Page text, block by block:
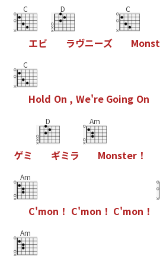
C
エビ
D
ラヴニーズ
C
Monst
C
Hold On , We're Going On
ゲミ
D
ギミラ
Am
Monster！
Am
C'mon ！ C'mon ！ C'mon ！
Am